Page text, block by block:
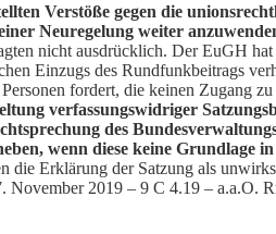
Verstöße gegen die
Neuregelung weiter
nicht ausdrücklich. Der EuGH
Einzugs des Rundfunkbeitrags
fordert, die keinen Zugang
verfassungswidriger
des
wenn diese keine Grundlage
die Erklärung der Satzung als
2019 – 9 C 4.19 – a.a.O.